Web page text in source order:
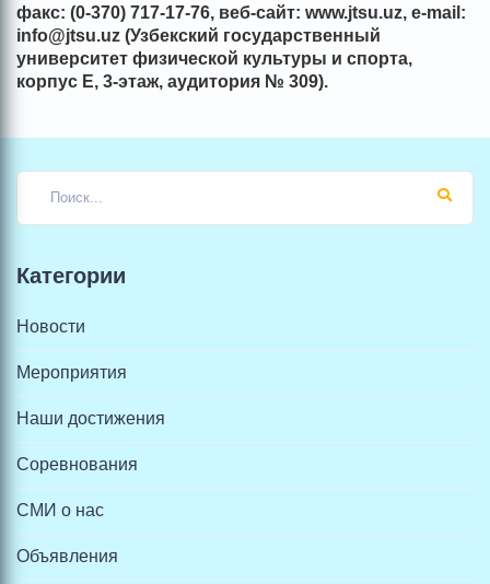
факс: (0-370) 717-17-76, веб-сайт: www.jtsu.uz, e-mail:
info@jtsu.uz (Узбекский государственный
университет физической культуры и спорта,
корпус Е, 3-этаж, аудитория № 309).
Категории
Новости
Мероприятия
Наши достижения
Соревнования
СМИ о нас
Объявления